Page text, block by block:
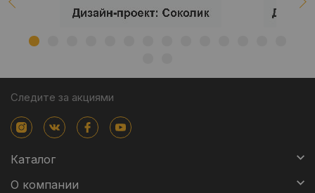
Следите за акциями
Каталог
О компании